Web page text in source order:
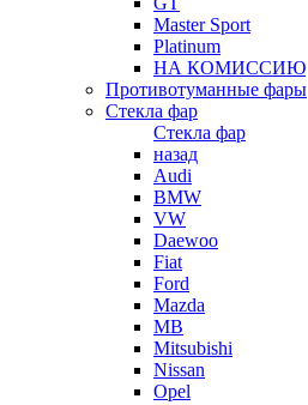
Master Sport
Platinum
НА КОМИССИЮ
Противотуманные фары
Стекла фар
Стекла фар
назад
Audi
BMW
VW
Daewoo
Fiat
Ford
Mazda
MB
Mitsubishi
Nissan
Opel